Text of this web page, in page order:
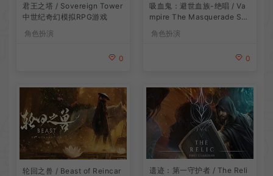
君王之塔 / Sovereign Tower
中世纪奇幻模拟RPG游戏
角色扮演
0
吸血鬼：避世血族-绝唱 / Va
mpire The Masquerade Sw
角色扮演
0
轮回之兽 / Beast of Reincar
遗迹：第一守护者 / The Reli